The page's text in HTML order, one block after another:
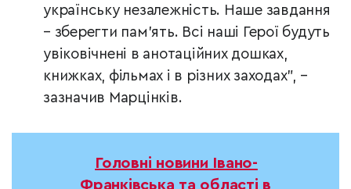
українську незалежність. Наше завдання
– зберегти пам’ять. Всі наші Герої будуть
увіковічнені в анотаційних дошках,
книжках, фільмах і в різних заходах”, –
зазначив Марцінків.
Головні новини Івано-
Франківська та області в